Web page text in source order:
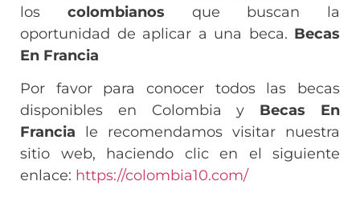
los colombianos que buscan la
oportunidad de aplicar a una beca. Becas
En Francia
Por favor para conocer todos las becas
disponibles en Colombia y Becas En
Francia le recomendamos visitar nuestra
sitio web, haciendo clic en el siguiente
enlace: https://colombia10.com/